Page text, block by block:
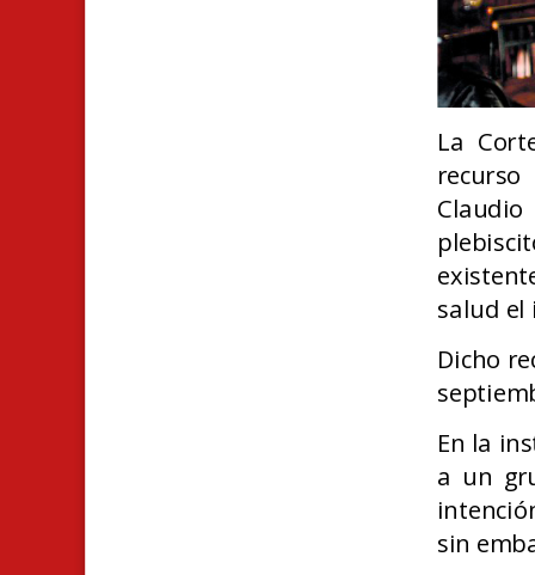
La
salud el
Dicho
En la
a un
sin